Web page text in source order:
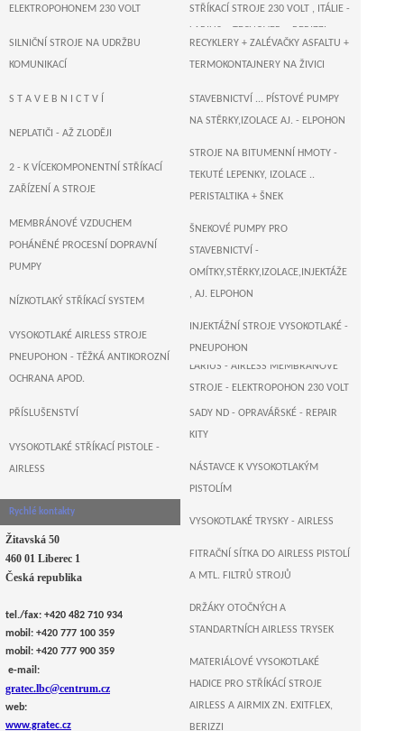
ELEKTROPOHONEM 230 VOLT
STŘÍKACÍ STROJE 230 VOLT , ITÁLIE -
LARIUS + TECNOVER + BERIZZI
T R I T E C H - US AIRLESS STŘÍKACÍ
STROJE 230 VOLT
MEMBRÁNOVÉ VYSOKOTLAKÉ
LARIUS - AIRLESS MEMBRÁNOVÉ
STROJE - ELEKTROPOHON 230 VOLT
SILNIČNÍ STROJE NA UDRŽBU
KOMUNIKACÍ
RECYKLERY + ZALÉVAČKY ASFALTU +
TERMOKONTAJNERY NA ŽIVICI
ZALÉVAČKY - VAŘIČE ASFALTU
S T A V E B N I C T V Í
STAVEBNICTVÍ ... PÍSTOVÉ PUMPY
NA STĚRKY,IZOLACE AJ. - ELPOHON
STROJE NA BITUMENNÍ HMOTY -
TEKUTÉ LEPENKY, IZOLACE ..
PERISTALTIKA + ŠNEK
ŠNEKOVÉ PUMPY PRO
STAVEBNICTVÍ -
OMÍTKY,STĚRKY,IZOLACE,INJEKTÁŽE
, AJ. ELPOHON
INJEKTÁŽNÍ STROJE VYSOKOTLAKÉ -
PNEUPOHON
NEPLATIČI - AŽ ZLODĚJI
2 - K VÍCEKOMPONENTNÍ STŘÍKACÍ
ZAŘÍZENÍ A STROJE
MEMBRÁNOVÉ VZDUCHEM
POHÁNĚNÉ PROCESNÍ DOPRAVNÍ
PUMPY
NÍZKOTLAKÝ STŘÍKACÍ SYSTEM
VYSOKOTLAKÉ AIRLESS STROJE
PNEUPOHON - TĚŽKÁ ANTIKOROZNÍ
OCHRANA APOD.
PŘÍSLUŠENSTVÍ
SADY ND - OPRAVÁŘSKÉ - REPAIR
KITY
NÁSTAVCE K VYSOKOTLAKÝM
PISTOLÍM
VYSOKOTLAKÉ TRYSKY - AIRLESS
FITRAČNÍ SÍTKA DO AIRLESS PISTOLÍ
A MTL. FILTRŮ STROJŮ
DRŽÁKY OTOČNÝCH A
STANDARTNÍCH AIRLESS TRYSEK
MATERIÁLOVÉ VYSOKOTLAKÉ
HADICE PRO STŘÍKÁCÍ STROJE
AIRLESS A AIRMIX ZN. EXITFLEX,
BERIZZI
VYSOKOTLAKÉ STŘÍKACÍ PISTOLE -
AIRLESS
Rychlé kontakty
Žitavská 50
460 01 Liberec 1
Česká republika
tel./fax: +420 482 710 934
mobil: +420 777 100 359
mobil: +420 777 900 359
e-mail:
gratec.lbc@centrum.cz
web:
www.gratec.cz